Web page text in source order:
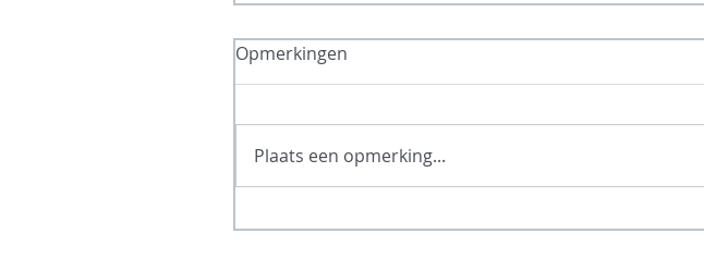
Opmerkingen
Plaats een opmerking...